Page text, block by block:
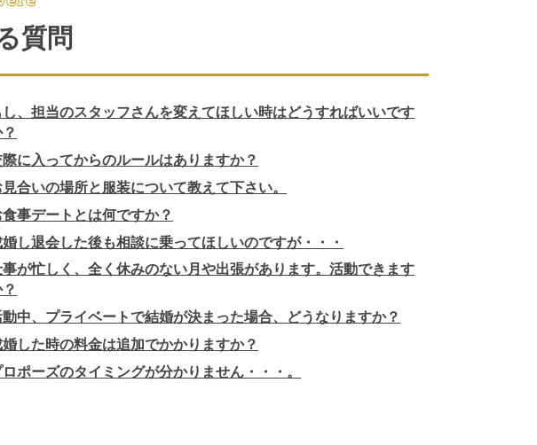
質問
し、担当のスタッフさんを変えてほしい時はどうすればいいです
に入ってからのルールはありますか？
見合いの場所と服装について教えて下さい。
食事デートとは何ですか？
婚し退会した後も相談に乗ってほしいのですが・・・
が忙しく、全く休みのない月や出張があります。活動できます
中、プライベートで結婚が決まった場合、どうなりますか？
婚した時の料金は追加でかかりますか？
ロポーズのタイミングが分かりません・・・。